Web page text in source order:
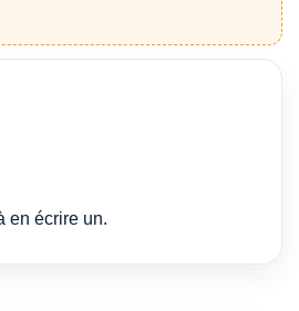
en écrire un.